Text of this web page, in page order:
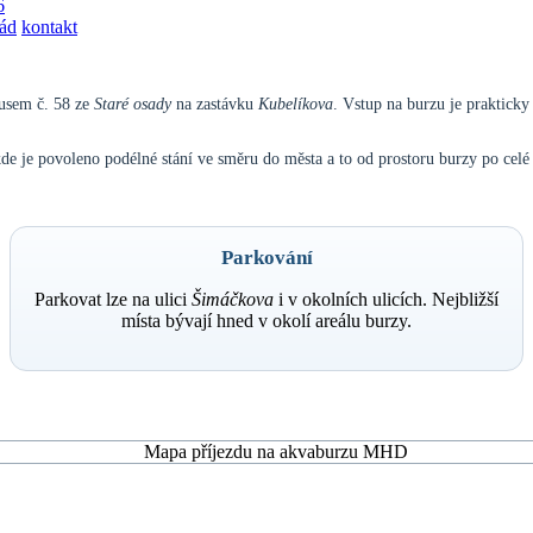
kontakt
č. 58 ze Staré osadyna zastávku Kubelíkova. Vstup na burzu je
je povoleno podélné stání ve směru do města a to od prostoru burzy po
Parkování
Parkovat lze na ulici Šimáčkova i v okolních ulicích. Nejbližší
místa bývají hned v okolí areálu burzy.